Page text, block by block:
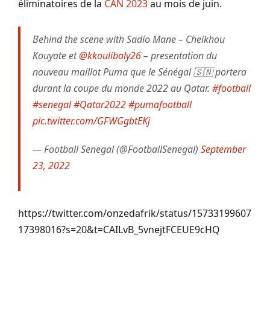
éliminatoires de la CAN 2023au mois de juin.
Behind the scene with Sadio Mane – Cheikhou
Kouyate et@kkoulibaly26– presentation du
nouveau maillot Puma que le Sénégal 🇸🇳 portera
durant la coupe du monde 2022 au Qatar. #football
#senegal#Qatar2022#pumafootball
pic.twitter.com/GFWGgbtEKj
— Football Senegal (@FootballSenegal) September
23, 2022
https://twitter.com/onzedafrik/status/15733199607
17398016?s=20&t=CAILvB_5vnejtFCEUE9cHQ